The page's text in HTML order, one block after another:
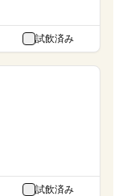
試飲済み
試飲済み